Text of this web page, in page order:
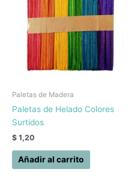
Paletas de Madera
Paletas de Helado Colores
Surtidos
$ 1,20
Añadir al carrito